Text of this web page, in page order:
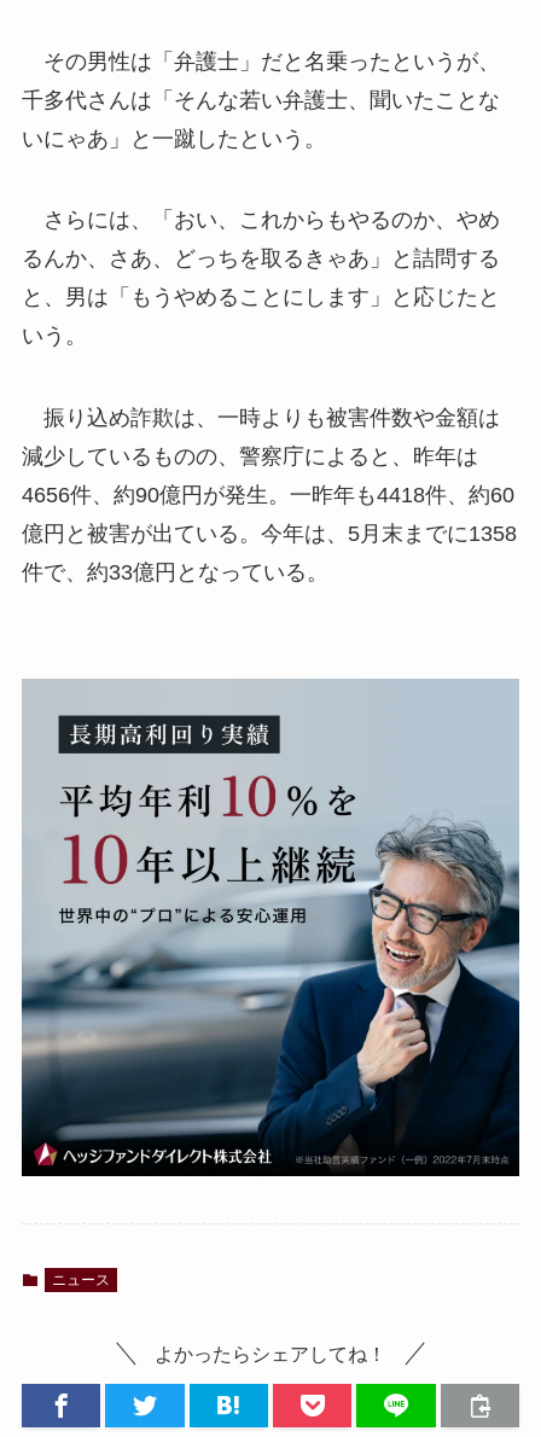
その男性は「弁護士」だと名乗ったというが、
千多代さんは「そんな若い弁護士、聞いたことな
いにゃあ」と一蹴したという。
さらには、「おい、これからもやるのか、やめ
るんか、さあ、どっちを取るきゃあ」と詰問する
と、男は「もうやめることにします」と応じたと
いう。
振り込め詐欺は、一時よりも被害件数や金額は
減少しているものの、警察庁によると、昨年は
4656件、約90億円が発生。一昨年も4418件、約60
億円と被害が出ている。今年は、5月末までに1358
件で、約33億円となっている。
ニュース
よかったらシェアしてね！